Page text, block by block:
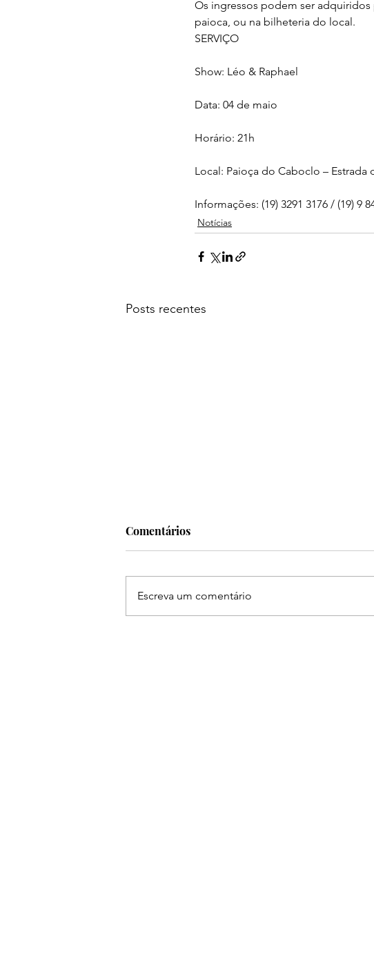
Os ingressos podem ser
paioca, ou na bilheteria do local.
SERVIÇO
Show: Léo & Raphael
Data: 04 de maio
Horário: 21h
Local: Paioça do Caboclo – Estrada
Informações: (19) 3291 3176 / (19) 9
Notícias
Posts recentes
Comentários
Escreva um comentário